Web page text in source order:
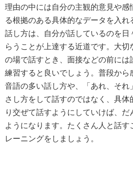
理由の中には自分の主観的意見や感
る根拠のある具体的なデータを入れ
話し方は、自分が話しているのを日
らうことが上達する近道です。大切
の場で話すとき、面接などの前には
練習すると良いでしょう。普段から
音語の多い話し方や、「あれ、それ
さし方をして話すのではなく、具体
り交ぜて話すようにしていけば、だ
ようになります。たくさん人と話す
レーニングをしましょう。